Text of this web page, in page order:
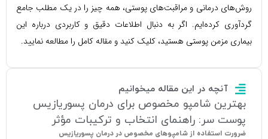
روش‌های درمانی و مراقبت‌های پوستی، همه چیز را در یک مطلب جامع
گردآوری کرده‌ایم. اگر به دنبال اطلاعات دقیق و کاربردی درباره این
بیماری مزمن پوستی هستید، کلیک کنید و مقاله کامل را مطالعه نمایید.
آنچه در این مقاله میخوانیم
بهترین شامپو مخصوص برای درمان پسوریازیس
پوست سر: راهنمای انتخاب و ترکیبات مؤثر
ضرورت استفاده از شامپوهای مخصوص در درمان پسوریازیس